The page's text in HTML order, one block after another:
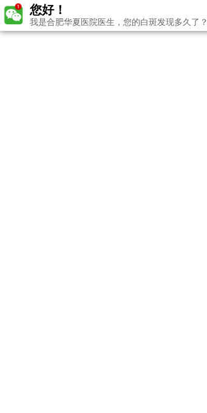
您好！
我是合肥华夏医院医生，您的白斑发现多久了？